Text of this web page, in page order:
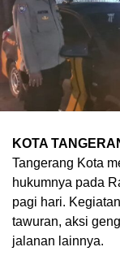
KOTA
Tangerang Kota
hukumnya pada
pagi hari.
tawuran, aksi
jalanan lainnya.